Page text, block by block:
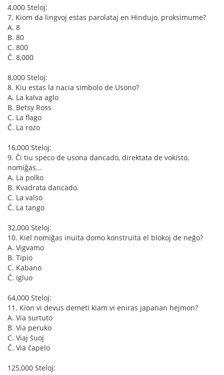
4,000 Steloj:
7. Kiom da lingvoj estas parolataj en Hindujo, proksimume?
A. 8
B. 80
C. 800
Ĉ. 8,000
8,000 Steloj:
8. Kiu estas la nacia simbolo de Usono?
A. La kalva aglo
B. Betsy Ross
C. La flago
Ĉ. La rozo
16,000 Steloj:
9. Ĉi tiu speco de usona dancado, direktata de vokisto,
nomiĝas...
A. La polko
B. Kvadrata dancado.
C. La valso
Ĉ. La tango
32,000 Steloj:
10. Kiel nomiĝas inuita domo konstruita el blokoj de neĝo?
A. Vigvamo
B. Tipio
C. Kabano
Ĉ. Igluo
64,000 Steloj:
11. Kion vi devus demeti kiam vi eniras japanan hejmon?
A. Via surtuto
B. Via peruko
C. Viaj ŝuoj
Ĉ. Via ĉapelo
125,000 Steloj: